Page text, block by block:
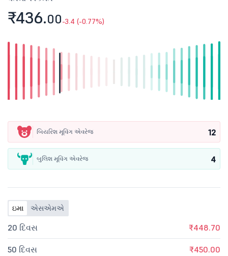
₹436.00-3.4 (-0.77%)
બિયરિશ મૂવિંગ એવરેજ 12
બુલિશ મૂવિંગ એવરેજ 4
ઇમા એસએમએ
20 દિવસ ₹448.70
50 દિવસ ₹450.00